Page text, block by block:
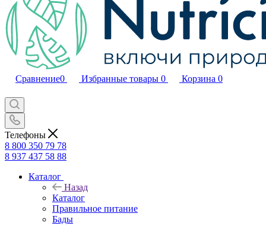
Сравнение0 Избранные товары 0 Корзина 0
Телефоны
8 800 350 79 78
8 937 437 58 88
Каталог
Назад
Каталог
Правильное питание
Бады